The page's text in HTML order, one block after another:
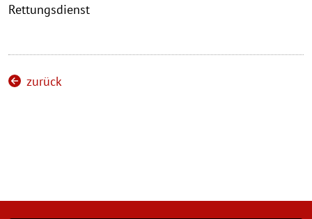
Rettungsdienst
zurück